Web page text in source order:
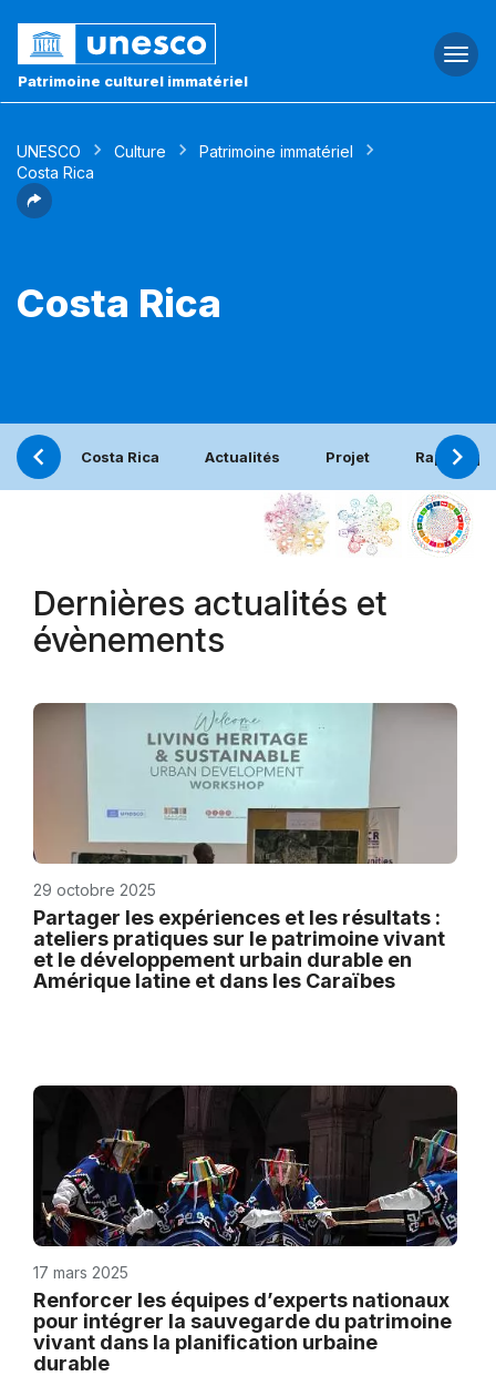
Patrimoine culturel immatériel
UNESCO Culture
Patrimoine immatériel
Costa Rica
Costa Rica
Costa Rica Actualités Projet Rapport
Dernières actualités et
évènements
29 octobre 2025
Partager les expériences et les résultats :
ateliers pratiques sur le patrimoine vivant
et le développement urbain durable en
Amérique latine et dans les Caraïbes
17 mars 2025
Renforcer les équipes d’experts nationaux
pour intégrer la sauvegarde du patrimoine
vivant dans la planification urbaine
durable